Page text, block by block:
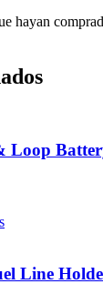
hayan
Loop
Line